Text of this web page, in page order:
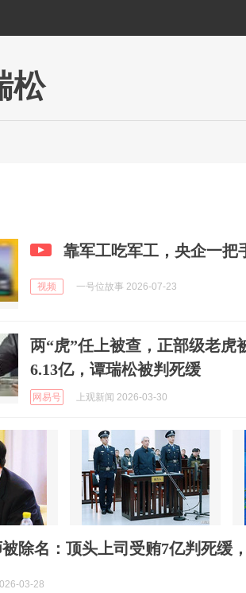
松
靠军工吃军工，央企一把
视频 一号位故事 2026-07-23
两“虎”任上被查，正部级老虎
6.13亿，谭瑞松被判死缓
网易号 上观新闻 2026-03-30
除名：顶头上司受贿7亿判死缓
03-28